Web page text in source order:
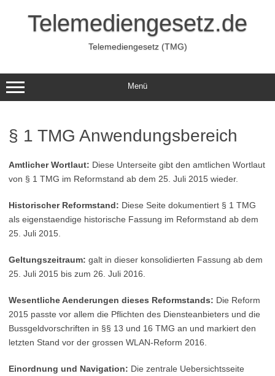
springenTelemediengesetz.de
Telemediengesetz (TMG)
Menü
§ 1 TMG Anwendungsbereich
Amtlicher Wortlaut: Diese Unterseite gibt den amtlichen Wortlaut
von § 1 TMG im Reformstand ab dem 25. Juli 2015 wieder.
Historischer Reformstand: Diese Seite dokumentiert § 1 TMG
als eigenstaendige historische Fassung im Reformstand ab dem
25. Juli 2015.
Geltungszeitraum: galt in dieser konsolidierten Fassung ab dem
25. Juli 2015 bis zum 26. Juli 2016.
Wesentliche Aenderungen dieses Reformstands: Die Reform
2015 passte vor allem die Pflichten des Diensteanbieters und die
Bussgeldvorschriften in §§ 13 und 16 TMG an und markiert den
letzten Stand vor der grossen WLAN-Reform 2016.
Einordnung und Navigation: Die zentrale Uebersichtsseite